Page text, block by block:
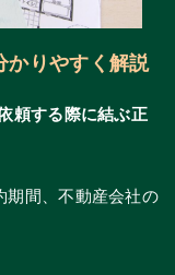
かりやすく解説
頼する際に結ぶ正
期間、不動産会社の